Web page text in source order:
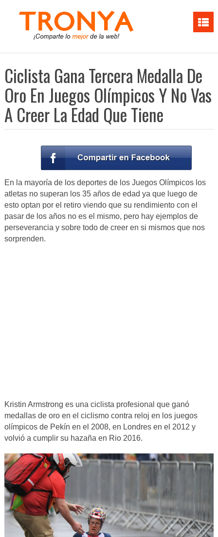
Ciclista Gana Tercera Medalla De
Oro En Juegos Olímpicos Y No Vas
A Creer La Edad Que Tiene
En la mayoría de los deportes de los Juegos Olímpicos los
atletas no superan los 35 años de edad ya que luego de
esto optan por el retiro viendo que su rendimiento con el
pasar de los años no es el mismo, pero hay ejemplos de
perseverancia y sobre todo de creer en si mismos que nos
sorprenden.
Kristin Armstrong es una ciclista profesional que ganó
medallas de oro en el ciclismo contra reloj en los juegos
olímpicos de Pekín en el 2008, en Londres en el 2012 y
volvió a cumplir su hazaña en Rio 2016.